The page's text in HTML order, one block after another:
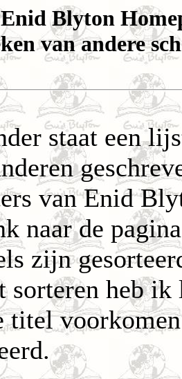
Blyton
van andere
staat een
van Enid
naar de
zijn
sorteren heb ik
titel